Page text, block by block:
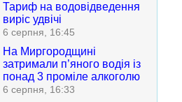
Тариф на водовідведення
виріс удвічі
6 серпня, 16:45
На Миргородщині
затримали п’яного водія із
понад 3 проміле алкоголю
6 серпня, 16:33